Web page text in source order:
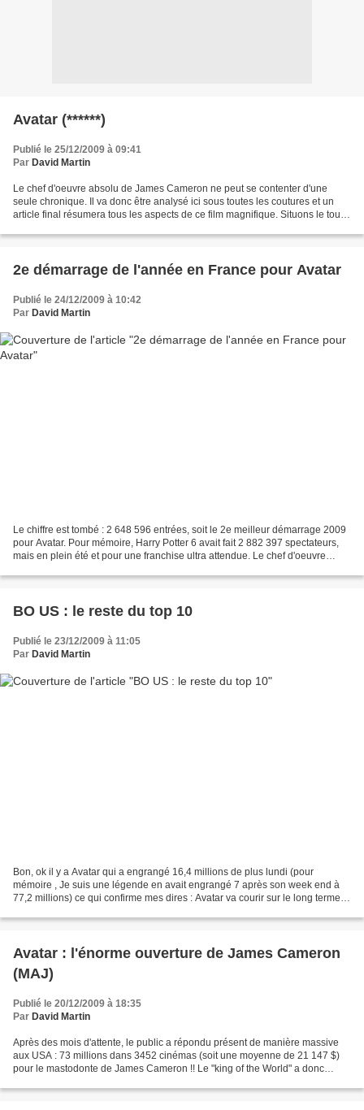
Avatar (******)
Publié le 25/12/2009 à 09:41
Par David Martin
Le chef d'oeuvre absolu de James Cameron ne peut se contenter d'une
seule chronique. Il va donc être analysé ici sous toutes les coutures et un
article final résumera tous les aspects de ce film magnifique. Situons le tout
2e démarrage de l'année en France pour Avatar
Publié le 24/12/2009 à 10:42
Par David Martin
Le chiffre est tombé : 2 648 596 entrées, soit le 2e meilleur démarrage 2009
pour Avatar. Pour mémoire, Harry Potter 6 avait fait 2 882 397 spectateurs,
mais en plein été et pour une franchise ultra attendue. Le chef d'oeuvre
BO US : le reste du top 10
Publié le 23/12/2009 à 11:05
Par David Martin
Bon, ok il y a Avatar qui a engrangé 16,4 millions de plus lundi (pour
mémoire , Je suis une légende en avait engrangé 7 après son week end à
77,2 millions) ce qui confirme mes dires : Avatar va courir sur le long terme.
Avatar : l'énorme ouverture de James Cameron
(MAJ)
Publié le 20/12/2009 à 18:35
Par David Martin
Après des mois d'attente, le public a répondu présent de manière massive
aux USA : 73 millions dans 3452 cinémas (soit une moyenne de 21 147 $)
pour le mastodonte de James Cameron !! Le "king of the World" a donc